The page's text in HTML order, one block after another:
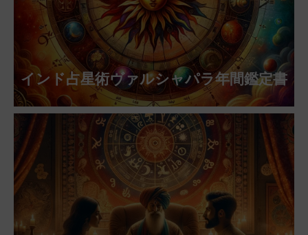
インド占星術ヴァルシャパラ年間鑑定書